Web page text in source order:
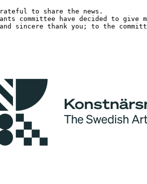
to share the news.
committee have decided to
sincere thank you; to the